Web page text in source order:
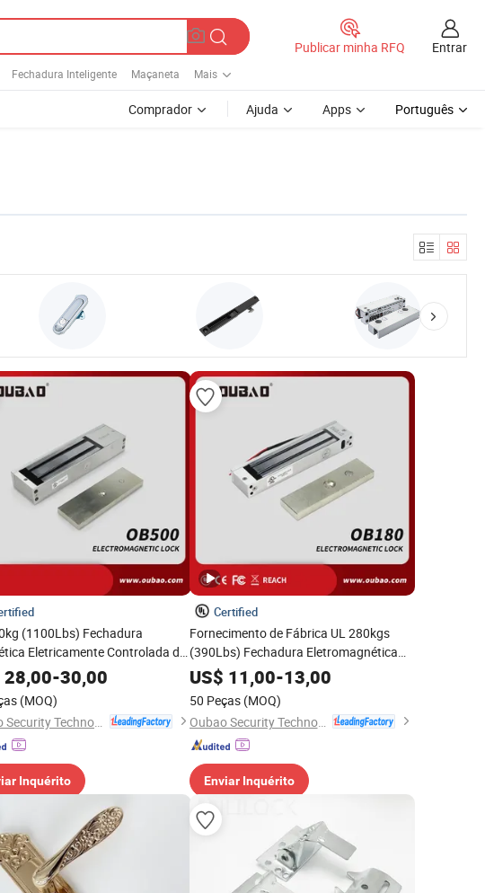
Fechadura Inteligente Maçaneta Mais
Publicar minha RFQ Entrar
Comprador Ajuda Apps Português
(1100Lbs) Fechadura
Eletricamente Controlada de
de Alta Resistência
28,00-30,00
(MOQ)
Inquérito
Certified
Fornecimento de Fábrica UL 280kgs
(390Lbs) Fechadura Eletromagnética
Controlada por Eletricidade
US$ 11,00-13,00
50 Peças (MOQ)
Oubao Security Technology Co., Ltd.
Enviar Inquérito